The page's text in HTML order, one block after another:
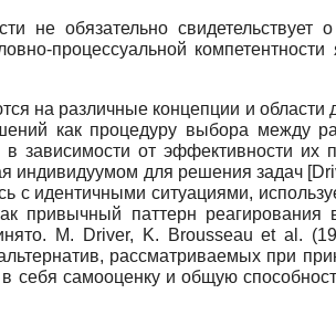
не обязательно
процессуальной
на различные концепции и области
как процедуру выбора между
от эффективности их
индивидуумом для решения задач [
с идентичными ситуациями,
паттерн реагирования
M. Driver, K. Brousseau et al.
рассматриваемых при
самооценку и общую